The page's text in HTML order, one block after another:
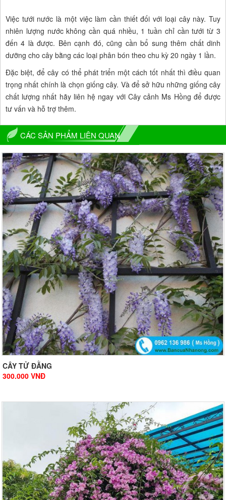
Việc tưới nước là một việc làm cần thiết đối với loại cây này. Tuy
nhiên lượng nước không cần quá nhiều, 1 tuần chỉ cần tưới từ 3
đến 4 là được. Bên cạnh đó, cũng cần bổ sung thêm chất dinh
dưỡng cho cây bằng các loại phân bón theo chu kỳ 20 ngày 1 lần.
Đặc biệt, để cây có thể phát triển một cách tốt nhất thì điều quan
trọng nhất chính là chọn giống cây. Và để sở hữu những giống cây
chất lượng nhất hãy liên hệ ngay với Cây cảnh Ms Hồng để được
tư vấn và hỗ trợ thêm.
CÁC SẢN PHẨM LIÊN QUAN
CÂY TỬ ĐẰNG
300.000 VNĐ